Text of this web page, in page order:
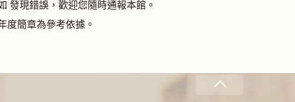
發現錯誤，歡迎您隨時通報本館。
度簡章為參考依據。